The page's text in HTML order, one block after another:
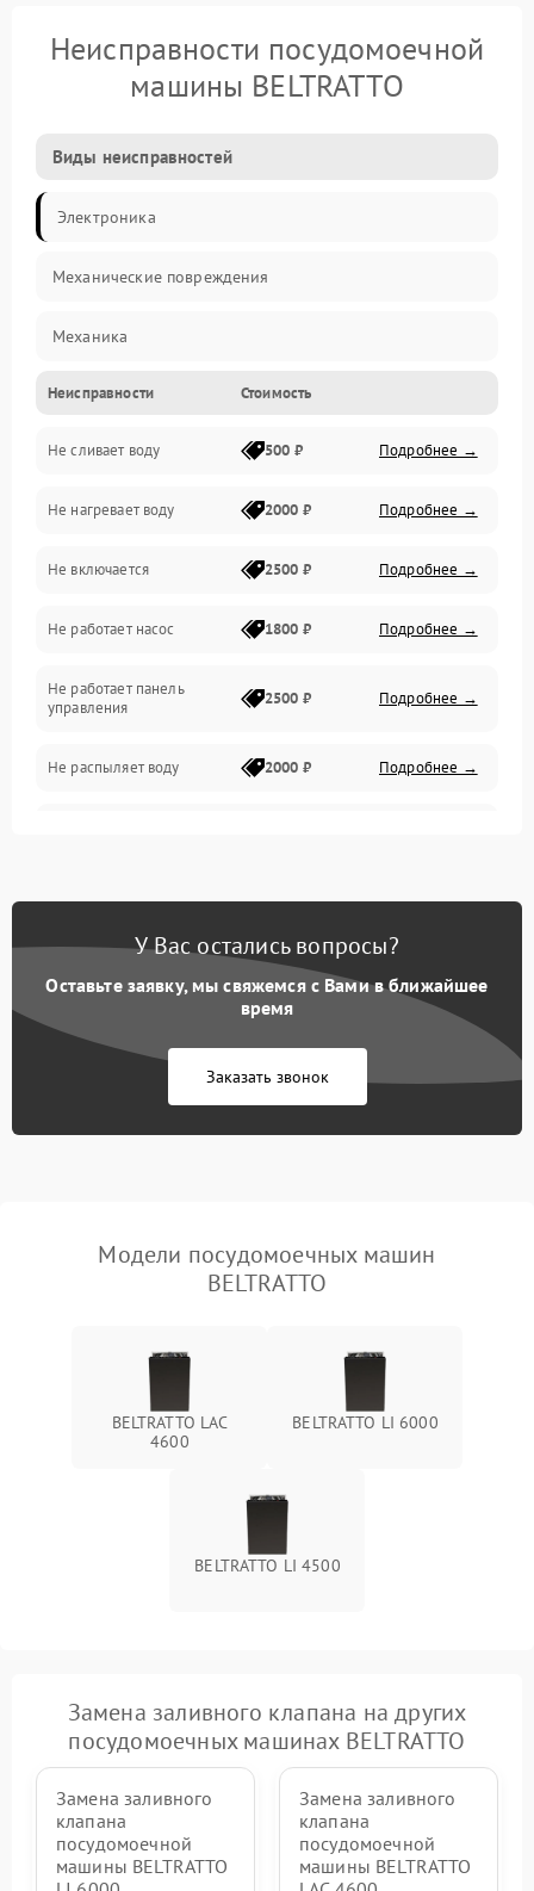
Неисправности посудомоечной
машины BELTRATTO
Виды неисправностей
Электроника
Механические повреждения
Механика
Управление
Электропитание
Датчики
Нагрев
Вода
Гигиена
Программное обеспечение
Неисправности Стоимость
Не сливает воду 500 ₽ Подробнее →
Не нагревает воду 2000 ₽ Подробнее →
Не включается 2500 ₽ Подробнее →
Не работает насос 1800 ₽ Подробнее →
Не работает панель
управления
2500 ₽ Подробнее →
Не распыляет воду 2000 ₽ Подробнее →
Проблемы с набором
Не работает сушилка 2100 ₽ Подробнее →
Сбои в работе таймера 1700 ₽
У Вас остались вопросы?
Оставьте заявку, мы свяжемся с Вами в ближайшее
время
Заказать звонок
Модели посудомоечных машин
BELTRATTO
BELTRATTO LAC
4600
BELTRATTO LI 6000
BELTRATTO LI 4500
Замена заливного клапана на других
посудомоечных машинах BELTRATTO
Замена заливного
клапана
посудомоечной
машины BELTRATTO
Замена заливного
клапана
посудомоечной
машины BELTRATTO